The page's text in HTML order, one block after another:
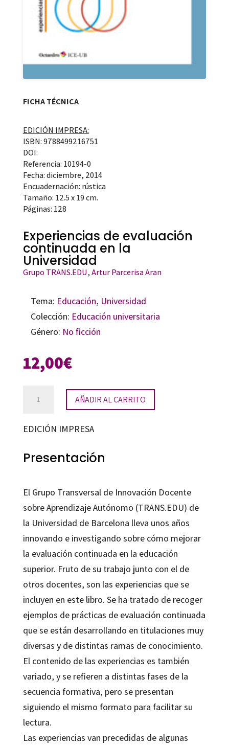
FICHA TÉCNICA
EDICIÓN IMPRESA:
ISBN: 9788499216751
DOI:
Referencia: 10194-0
Fecha: diciembre, 2014
Encuadernación: rústica
Tamaño: 12.5 x 19 cm.
Páginas: 128
Experiencias de evaluación
continuada en la
Universidad
Grupo TRANS.EDU,Artur Parcerisa Aran
Tema: Educación, Universidad
Colección: Educación universitaria
Género: No ficción
12,00€
Experiencias
evaluación
en
cantidad
AÑADIR AL CARRITO
EDICIÓN IMPRESA
Presentación
El Grupo Transversal de Innovación Docente
sobre Aprendizaje Autónomo (TRANS.EDU) de
la Universidad de Barcelona lleva unos años
innovando e investigando sobre cómo mejorar
la evaluación continuada en la educación
superior. Fruto de su trabajo junto con el de
otros docentes, son las experiencias que se
incluyen en este libro. Se ha tratado de recoger
ejemplos de prácticas de evaluación continuada
que se están desarrollando en titulaciones muy
diversas y de distintas ramas de conocimiento.
El contenido de las experiencias es también
variado, y se refieren a distintas fases de la
secuencia formativa, pero se presentan
siguiendo el mismo formato para facilitar su
lectura.
Las experiencias van precedidas de algunas